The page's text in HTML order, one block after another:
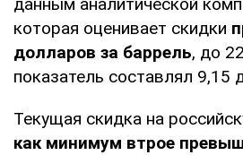
которая оценивает скидки
долларов за баррель, до
показатель составлял 9,15
Текущая скидка на
как минимум втрое